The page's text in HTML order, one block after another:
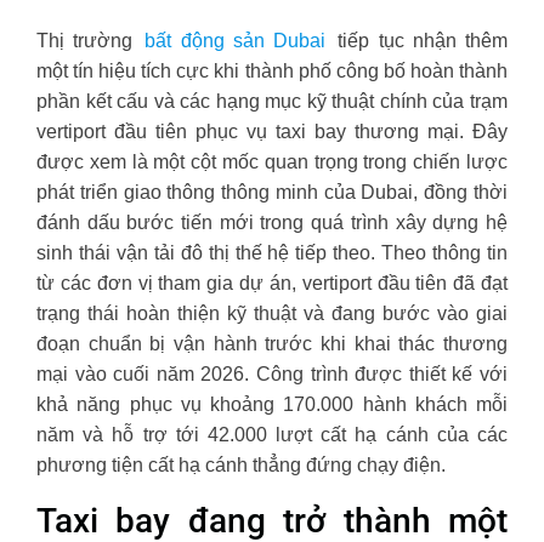
Thị trường bất động sản Dubai
tiếp tục nhận thêm
một tín hiệu tích cực khi thành phố công bố hoàn thành
phần kết cấu và các hạng mục kỹ thuật chính của trạm
vertiport đầu tiên phục vụ taxi bay thương mại. Đây
được xem là một cột mốc quan trọng trong chiến lược
phát triển giao thông thông minh của Dubai, đồng thời
đánh dấu bước tiến mới trong quá trình xây dựng hệ
sinh thái vận tải đô thị thế hệ tiếp theo. Theo thông tin
từ các đơn vị tham gia dự án, vertiport đầu tiên đã đạt
trạng thái hoàn thiện kỹ thuật và đang bước vào giai
đoạn chuẩn bị vận hành trước khi khai thác thương
mại vào cuối năm 2026. Công trình được thiết kế với
khả năng phục vụ khoảng 170.000 hành khách mỗi
năm và hỗ trợ tới 42.000 lượt cất hạ cánh của các
phương tiện cất hạ cánh thẳng đứng chạy điện.
Taxi bay đang trở thành một